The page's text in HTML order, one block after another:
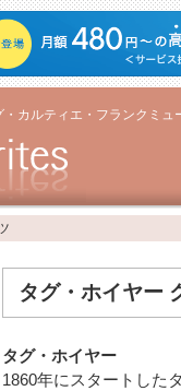
カルティエ・フランクミ
タグ・ホイヤー
タグ・ホイヤー
1860年にスタートした